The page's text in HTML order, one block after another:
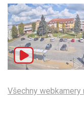
Všechny webkamery